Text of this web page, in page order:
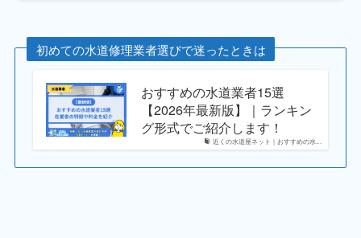
初めての水道修理業者選びで迷ったときは
近くの水道屋ネット｜おすすめの水...
おすすめの水道業者15選
【2026年最新版】｜ランキン
グ形式でご紹介します！